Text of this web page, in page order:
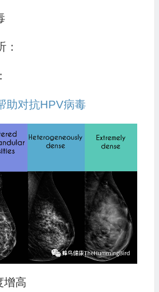
：
助对抗HPV病毒
增高